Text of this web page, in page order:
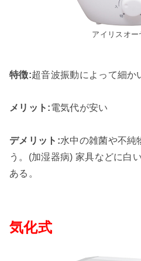
アイリスオー
特徴:超音波振動によって細か
メリット:電気代が安い
デメリット:水中の雑菌や不純
う。(加湿器病) 家具などに白
ある。
気化式